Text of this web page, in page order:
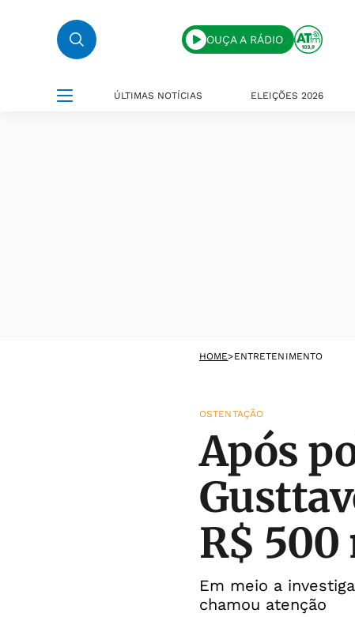
OUÇA A RÁDIO
ÚLTIMAS NOTÍCIAS ELEIÇÕES 2026
HOME>ENTRETENIMENTO
OSTENTAÇÃO
Após
R$
Em meio a
chamou atenção